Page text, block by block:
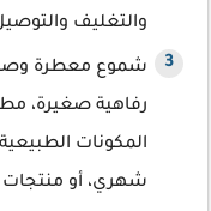
والتغليف
شموع معطرة
رفاهية صغيرة،
المكونات
شهري، أو منتجات